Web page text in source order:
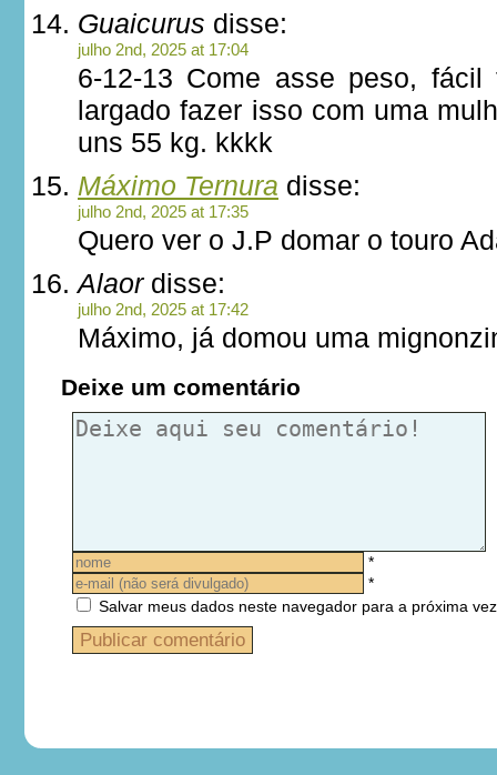
Guaicurus disse:
julho 2nd, 2025 at 17:04
6-12-13 Come asse peso,
largado fazer isso com uma
uns 55 kg. kkkk
Máximo Ternura disse:
julho 2nd, 2025 at 17:35
Quero ver o J.P domar o touro
Alaordisse:
julho 2nd, 2025 at 17:42
Máximo, já domou uma
Deixe um comentário
*
*
Salvar meus dados neste navegador para a próxima